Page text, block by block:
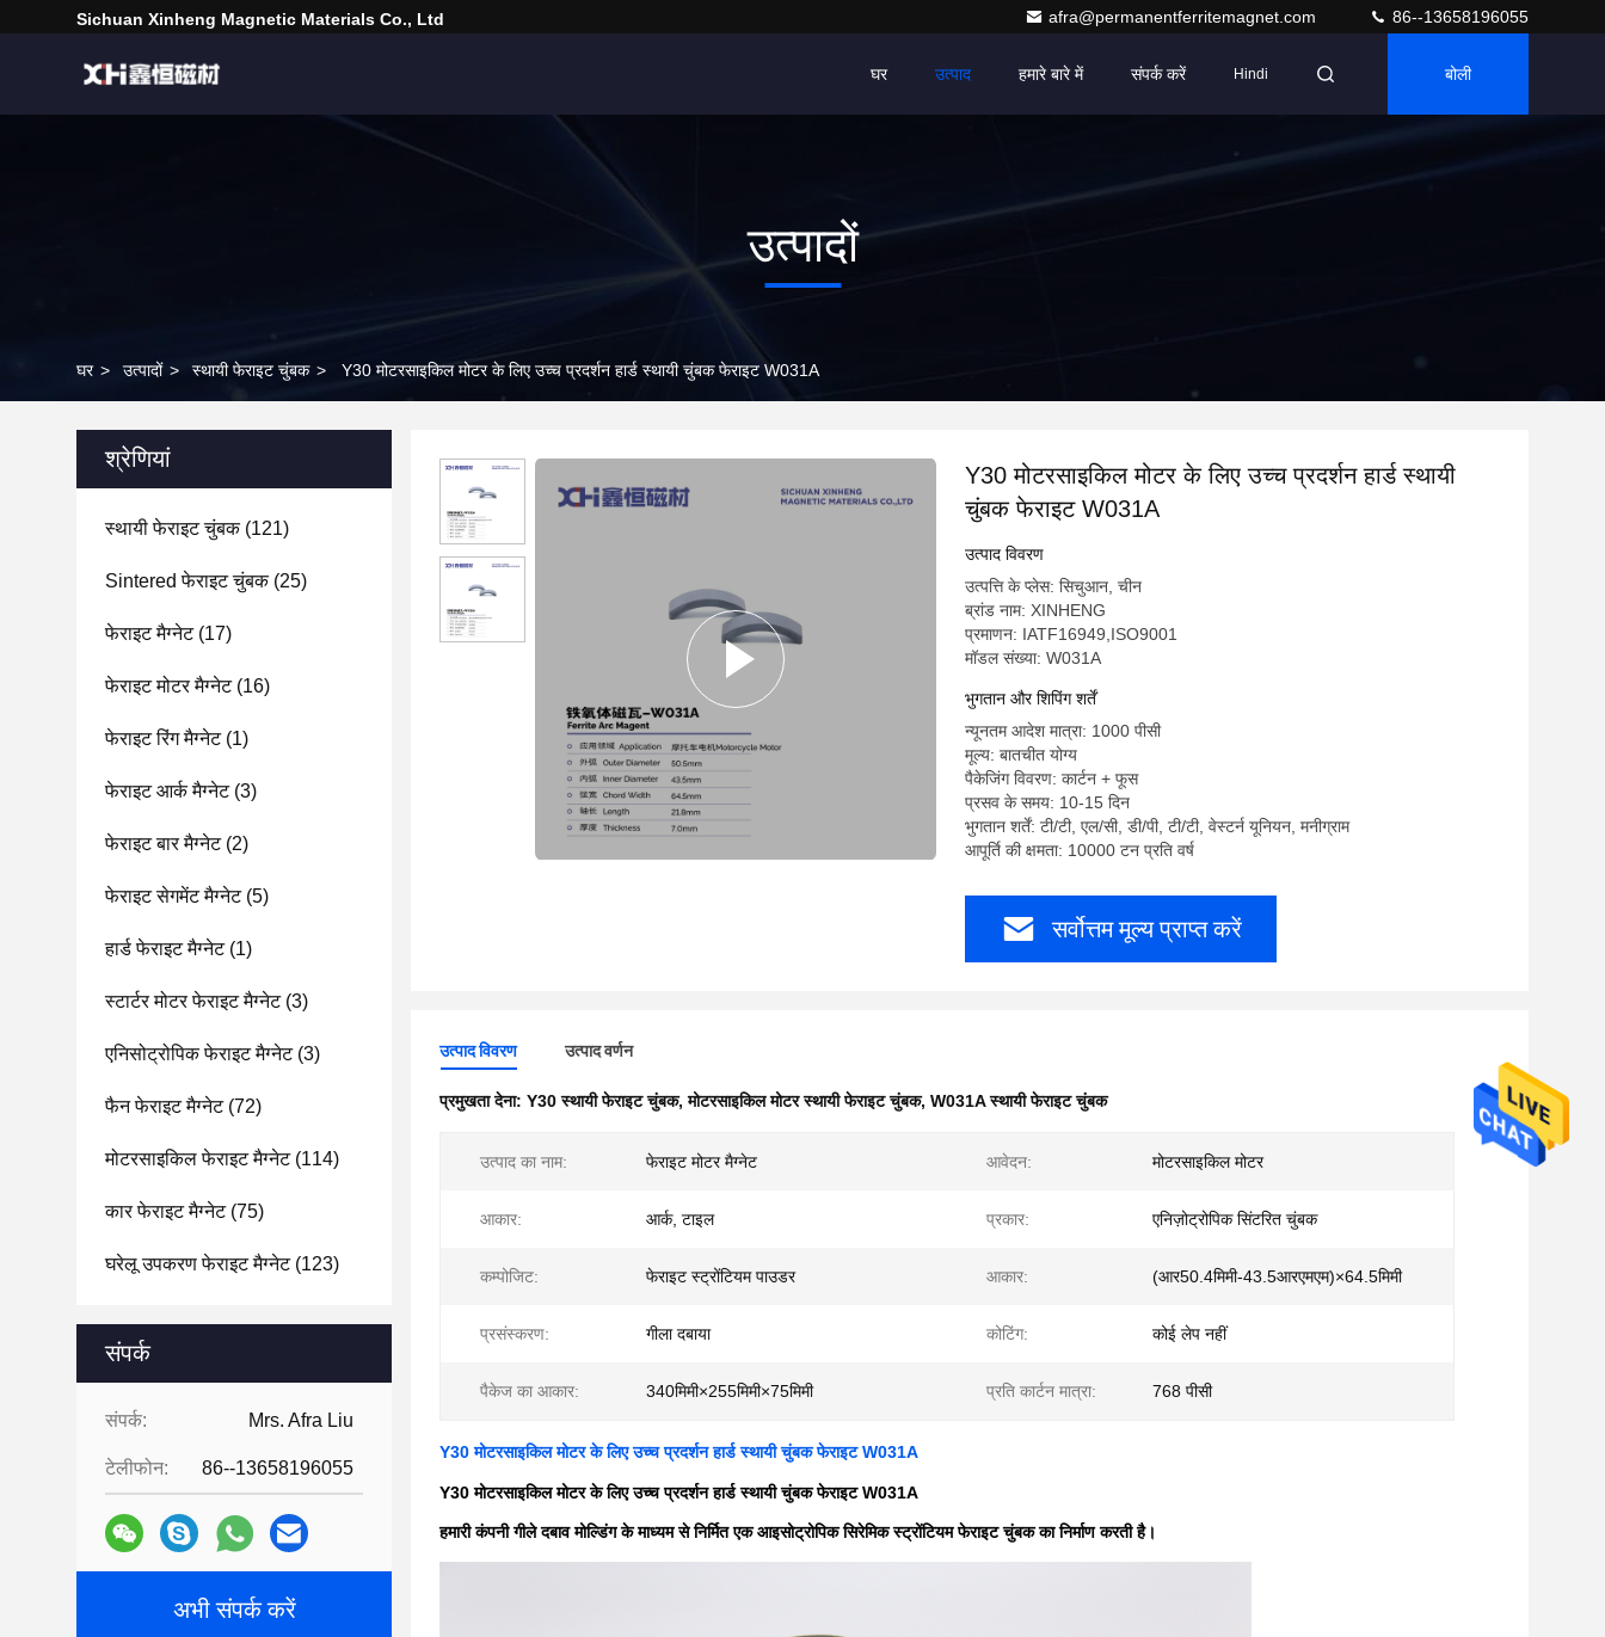
Sichuan Xinheng Magnetic Materials Co., Ltd afra@permanentferritemagnet.com 86--13658196055
घर उत्पाद हमारे बारे में संपर्क करें Hindi बोली
उत्पादों
घर > उत्पादों > स्थायी फेराइट चुंबक > Y30 मोटरसाइकिल मोटर के लिए उच्च प्रदर्शन हार्ड स्थायी चुंबक फेराइट W031A
श्रेणियां
स्थायी फेराइट चुंबक(121)
Sintered फेराइट चुंबक(25)
फेराइट मैग्नेट(17)
फेराइट मोटर मैग्नेट(16)
फेराइट रिंग मैग्नेट(1)
फेराइट आर्क मैग्नेट(3)
फेराइट बार मैग्नेट(2)
फेराइट सेगमेंट मैग्नेट(5)
हार्ड फेराइट मैग्नेट(1)
स्टार्टर मोटर फेराइट मैग्नेट(3)
एनिसोट्रोपिक फेराइट मैग्नेट(3)
फैन फेराइट मैग्नेट(72)
मोटरसाइकिल फेराइट मैग्नेट(114)
कार फेराइट मैग्नेट(75)
घरेलू उपकरण फेराइट मैग्नेट(123)
संपर्क
संपर्क: Mrs. Afra Liu
टेलीफोन: 86--13658196055
अभी संपर्क करें
Y30 मोटरसाइकिल मोटर के लिए उच्च प्रदर्शन हार्ड स्थायी
चुंबक फेराइट W031A
उत्पाद विवरण
उत्पत्ति के प्लेस: सिचुआन, चीन
ब्रांड नाम: XINHENG
प्रमाणन: IATF16949,ISO9001
मॉडल संख्या: W031A
भुगतान और शिपिंग शर्तें
न्यूनतम आदेश मात्रा: 1000 पीसी
मूल्य: बातचीत योग्य
पैकेजिंग विवरण: कार्टन + फूस
प्रसव के समय: 10-15 दिन
भुगतान शर्तें: टी/टी, एल/सी, डी/पी, टी/टी, वेस्टर्न यूनियन, मनीग्राम
आपूर्ति की क्षमता: 10000 टन प्रति वर्ष
सर्वोत्तम मूल्य प्राप्त करें
उत्पाद विवरण उत्पाद वर्णन
प्रमुखता देना: Y30 स्थायी फेराइट चुंबक,मोटरसाइकिल मोटर स्थायी फेराइट चुंबक, W031A स्थायी फेराइट चुंबक
उत्पाद का नाम: फेराइट मोटर मैग्नेट आवेदन: मोटरसाइकिल मोटर
आकार: आर्क, टाइल प्रकार: एनिज़ोट्रोपिक सिंटरित चुंबक
कम्पोजिट: फेराइट स्ट्रोंटियम पाउडर आकार: (आर50.4मिमी-43.5आरएमएम)×64.5मिमी
प्रसंस्करण: गीला दबाया कोटिंग: कोई लेप नहीं
पैकेज का आकार: 340मिमी×255मिमी×75मिमी प्रति कार्टन मात्रा: 768 पीसी
Y30 मोटरसाइकिल मोटर के लिए उच्च प्रदर्शन हार्ड स्थायी चुंबक फेराइट W031A
Y30 मोटरसाइकिल मोटर के लिए उच्च प्रदर्शन हार्ड स्थायी चुंबक फेराइट W031A
हमारी कंपनी गीले दबाव मोल्डिंग के माध्यम से निर्मित एक आइसोट्रोपिक सिरेमिक स्ट्रोंटियम फेराइट चुंबक का निर्माण करती है।